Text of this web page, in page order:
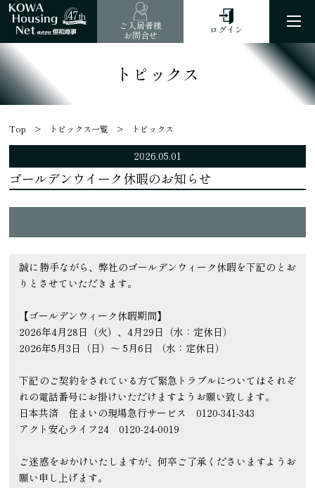
47th
ご入居者様
お問合せ
ログイン
トピックス
Top トピックス一覧 トピックス
2026.05.01
ゴールデンウイーク休暇のお知らせ
誠に勝手ながら、弊社のゴールデンウィーク休暇を下記のとお
りとさせていただきます。
【ゴールデンウィーク休暇期間】
2026年4月28日（火）、4月29日（水：定休日）
2026年5月3日（日）～ 5月6日 （水：定休日）
下記のご契約をされている方で緊急トラブルについてはそれぞ
れの電話番号にお掛けいただけますようお願い致します。
日本共済 住まいの現場急行サービス 0120-341-343
アクト安心ライフ24 0120-24-0019
ご迷惑をおかけいたしますが、何卒ご了承くださいますようお
願い申し上げます。